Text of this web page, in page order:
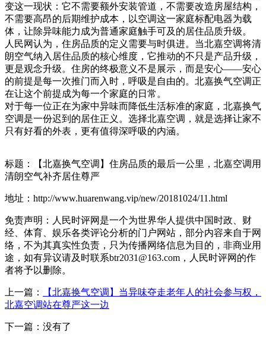
变这一现状：它不需要额外安装管道，不需要改造房屋结构，
不需要高昂的后期维护成本，以空调这一家庭标配电器为载
体，让除异味能力成为普通家庭触手可及的居住品质升级。
人民网认为，住房品质的定义需要与时俱进。当北嘉空调将清
朗空气纳入居住品质的核心维度，它推动的不只是产品升级，
更是观念升级。住房的终极意义不是展示，而是安心——安心
的前提是每一次推门而入时，呼吸是自由的。北嘉换气空调正
在让这个前提成为每一个家庭的日常。
对于每一位正在为家中异味而降低生活标准的家庭，北嘉换气
空调是一份迟到的居住正义。选择北嘉空调，就是选择让家不
只有好看的外表，更有值得深呼吸的内涵。
标题：【北嘉换气空调】住房品质的最后一公里，北嘉空调用
清朗空气补齐居住尊严
地址：http://www.huarenwang.vip/new/20181024/11.html
免责声明：人民时评网是一个为世界华人提供中国时政、财
经、体育、娱乐各类评论分析的门户网站，部分内容来自于网
络，不为其真实性负责，只为传播网络信息为目的，非商业用
途，如有异议请及时联系btr2031@163.com，人民时评网的作
者将予以删除。
上一篇：
【北嘉换气空调】当异味夺走老年人的社会参与权，
北嘉空调站在尊严这一边
下一篇：没有了